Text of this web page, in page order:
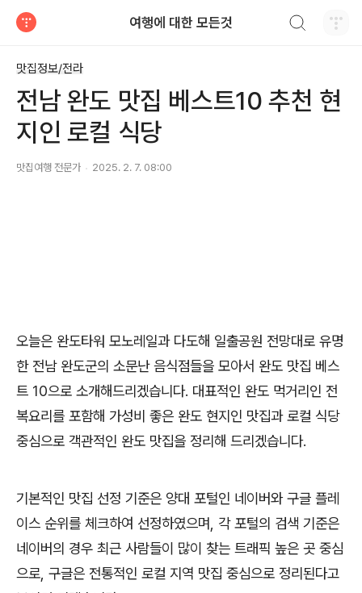
여행에 대한 모든것
맛집정보/전라
전남 완도 맛집 베스트10 추천 현
지인 로컬 식당
맛집여행 전문가 2025. 2. 7. 08:00
오늘은 완도타워 모노레일과 다도해 일출공원 전망대로 유명
한 전남 완도군의 소문난 음식점들을 모아서 완도 맛집 베스
트 10으로 소개해드리겠습니다. 대표적인 완도 먹거리인 전
복요리를 포함해 가성비 좋은 완도 현지인 맛집과 로컬 식당
중심으로 객관적인 완도 맛집을 정리해 드리겠습니다.
기본적인 맛집 선정 기준은 양대 포털인 네이버와 구글 플레
이스 순위를 체크하여 선정하였으며, 각 포털의 검색 기준은
네이버의 경우 최근 사람들이 많이 찾는 트래픽 높은 곳 중심
으로, 구글은 전통적인 로컬 지역 맛집 중심으로 정리된다고